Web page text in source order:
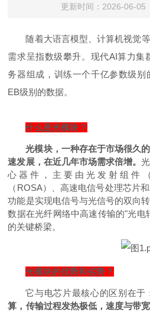
更新时间：2026-06-
随着大语言模型、计算机视觉
需求呈指数级攀升。现代AI算力集
务器组成，训练一个千亿参数级
EB级别的数据。
什么是光模块？
光模块，一种存在于市场很久
速发展，在近几年市场需求倍增。
心器件，主要由光发射组件
（ROSA）、高速电信号处理芯片
功能是实现电信号与光信号的双向
数据在光纤网络中高速传输的"光电
的关键桥梁。
光模块的优势和劣势？
它与电芯片最核心的区别在于
算，传输过程发热极低，速度与带